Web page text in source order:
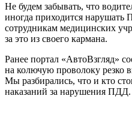
Не будем забывать, что
иногда приходится
сотрудникам медицинских
за это из своего кармана.
Ранее портал «АвтоВзгляд»
на колючую проволоку
Мы разбирались, что и кто
наказаний за нарушения ПДД.